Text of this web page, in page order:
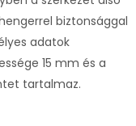
biztonsággal
adatok
15 mm és a
tartalmaz.